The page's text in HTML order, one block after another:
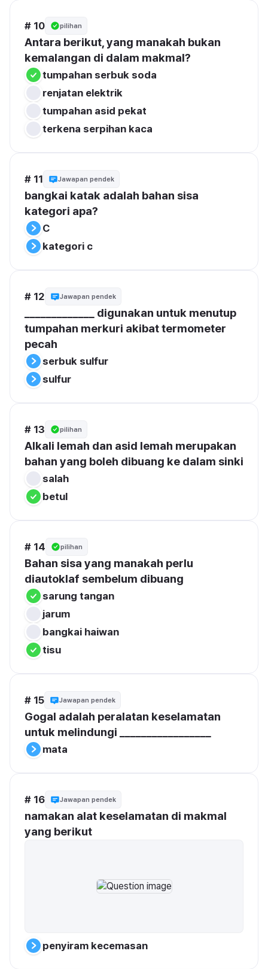
# 10 pilihan
Antara berikut, yang manakah bukan
kemalangan di dalam makmal?
tumpahan serbuk soda
renjatan elektrik
tumpahan asid pekat
terkena serpihan kaca
# 11 Jawapan pendek
bangkai katak adalah bahan sisa
kategori apa?
C
kategori c
# 12 Jawapan pendek
_____________ digunakan untuk menutup
tumpahan merkuri akibat termometer
pecah
serbuk sulfur
sulfur
# 13 pilihan
Alkali lemah dan asid lemah merupakan
bahan yang boleh dibuang ke dalam sinki
salah
betul
# 14 pilihan
Bahan sisa yang manakah perlu
diautoklaf sembelum dibuang
sarung tangan
jarum
bangkai haiwan
tisu
# 15 Jawapan pendek
Gogal adalah peralatan keselamatan
untuk melindungi _________________
mata
# 16 Jawapan pendek
namakan alat keselamatan di makmal
yang berikut
penyiram kecemasan